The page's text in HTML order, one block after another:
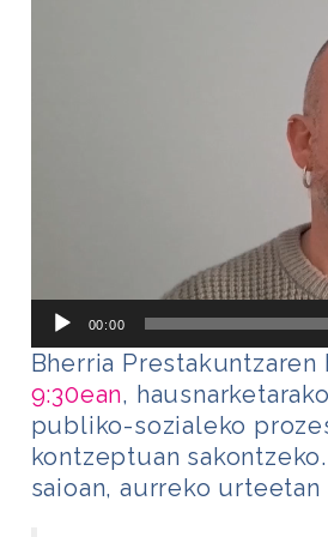
00:00
Bherria
9:30ean,
publiko-sozialeko
kontzeptuan sakontzeko.
saioan, aurreko